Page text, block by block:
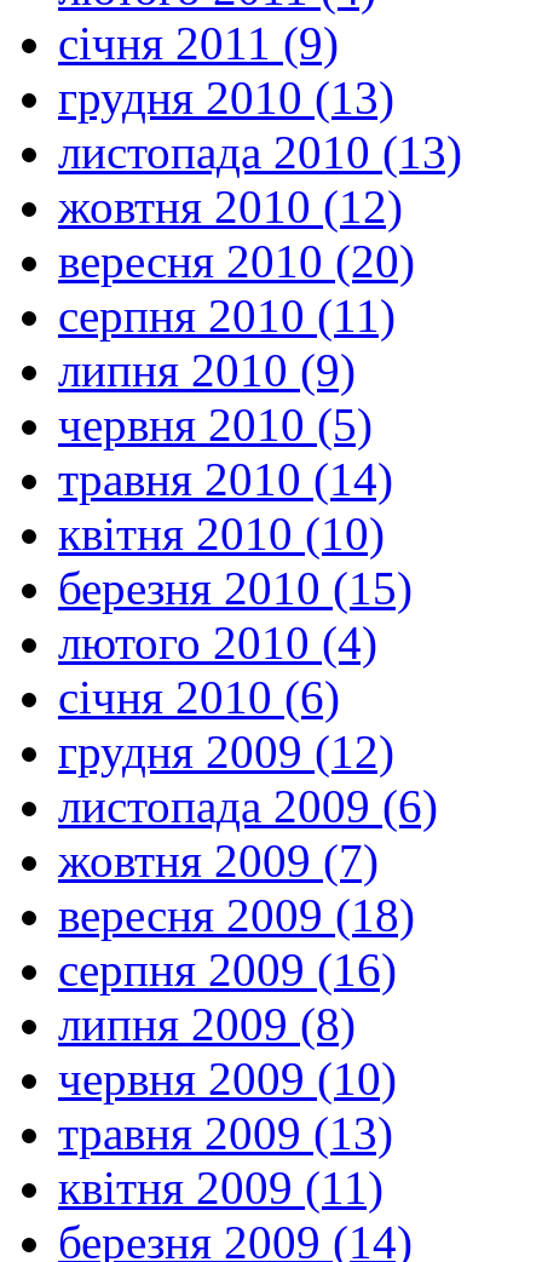
січня 2011 (9)
грудня 2010 (13)
листопада 2010 (13)
жовтня 2010 (12)
вересня 2010 (20)
серпня 2010 (11)
липня 2010 (9)
червня 2010 (5)
травня 2010 (14)
квітня 2010 (10)
березня 2010 (15)
лютого 2010 (4)
січня 2010 (6)
грудня 2009 (12)
листопада 2009 (6)
жовтня 2009 (7)
вересня 2009 (18)
серпня 2009 (16)
липня 2009 (8)
червня 2009 (10)
травня 2009 (13)
квітня 2009 (11)
березня 2009 (14)